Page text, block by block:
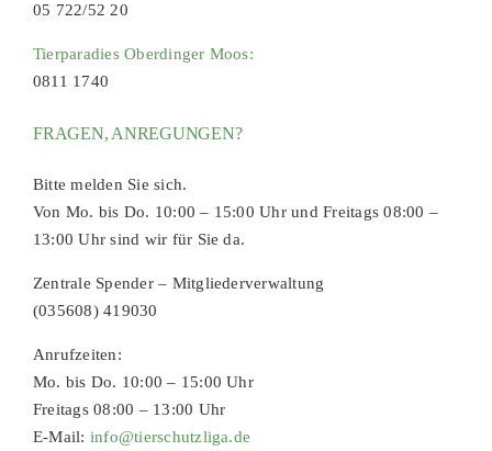
05 722/52 20
Tierparadies Oberdinger Moos:
0811 1740
FRAGEN, ANREGUNGEN?
Bitte melden Sie sich.
Von Mo. bis Do. 10:00 – 15:00 Uhr und Freitags 08:00 –
13:00 Uhr sind wir für Sie da.
Zentrale Spender – Mitgliederverwaltung
(035608) 419030
Anrufzeiten:
Mo. bis Do. 10:00 – 15:00 Uhr
Freitags 08:00 – 13:00 Uhr
E-Mail: info@tierschutzliga.de